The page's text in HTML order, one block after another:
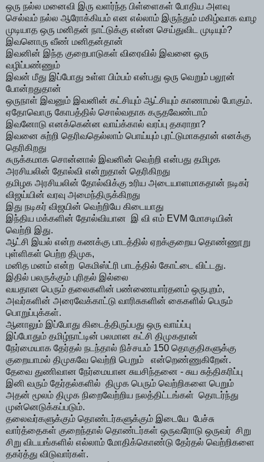
ஒரு நல்ல மனைவி இரு வளர்ந்த பிள்ளைகள் போதிய அளவு
செல்வம் நல்ல ஆரோக்கியம் என எல்லாம் இருந்தும் மகிழ்வாக வாழ
முடியாத ஒரு மனிதன் நாட்டுக்கு என்ன செய்துவிட முடியும்?
இவனொரு வீண் மனிதன்தான்
இவனின் இந்த குறைபாடுகள் விரைவில் இவனை ஒரு
வழிப்பண்ணும்
இவன் மீது இப்போது உள்ள பிம்பம் என்பது ஒரு வெறும் பலூன்
போன்றதுதான்
ஒருநாள் இவனும் இவனின் கட்சியும் ஆட்சியும் காணாமல் போகும்.
ஏதோவொரு கோபத்தில் சொல்வதாக கருதவேண்டாம்
இவனோடு எனக்கென்ன வாய்க்கால் வரப்பு தகராறா?
இவனை சுற்றி தெரிவதெல்லாம் பொய்யும் புரட்டுமாகதான் எனக்கு
தெரிகிறது
சுருக்கமாக சொன்னால் இவனின் வெற்றி என்பது தமிழக
அரசியலின் தோல்வி என்றுதான் தெரிகிறது
தமிழக அரசியலின் தோல்விக்கு உரிய அடையாளமாகதான் நடிகர்
விஜய்யின் வரவு அமைந்திருக்கிறது
இது நடிகர் விஜயின் வெற்றியே கிடையாது
இந்திய மக்களின் தோல்வியான இ வி எம் EVM மோசடியின்
வெற்றி இது.
ஆட்சி இயல் என்ற கணக்கு பாடத்தில் ஏறக்குறைய தொண்ணூறு
புள்ளிகள் பெற்ற திமுக,
மனித மனம் என்ற கெமிஸ்ட்ரி பாடத்தில் கோட்டை விட்டது.
இதில் பலருக்கும் புரிதல் இல்லை
வயதான பெரும் தலைகளின் பண்ணையார்தனம் ஒருபுறம்,
அவர்களின் அரைவேக்காட்டு வாரிசுகளின் கைகளில் பெரும்
பொறுப்புக்கள்.
ஆனாலும் இப்போது கிடைத்திருப்பது ஒரு வாய்ப்பு
இப்போதும் தமிழ்நாட்டின் பலமான கட்சி திமுகதான்
நேர்மையாக தேர்தல் நடந்தால் நிச்சயம் 150 தொகுதிகளுக்கு
குறையாமல் திமுகவே வெற்றி பெறும் என்றெண்ணுகிறேன்.
தேவை துணிவான நேர்மையான சுயசிந்தனை - சுய சுத்திகரிப்பு
இனி வரும் தேர்தல்களில் திமுக பெரும் வெற்றிகளை பெறும்
அதன் மூலம் திமுக நிறைவேற்றிய நலத்திட்டங்கள் தொடர்ந்து
முன்னெடுக்கப்படும்.
தலைவர்களுக்கும் தொண்டர்களுக்கும் இடையே பேச்சு
வார்த்தைகள் குறைந்தால் தொண்டர்கள் ஒருவரோடு ஒருவர் சிறு
சிறு விடயங்களில் எல்லாம் மோதிக்கொண்டு தேர்தல் வெற்றிகளை
தகர்த்து விடுவார்கள்.